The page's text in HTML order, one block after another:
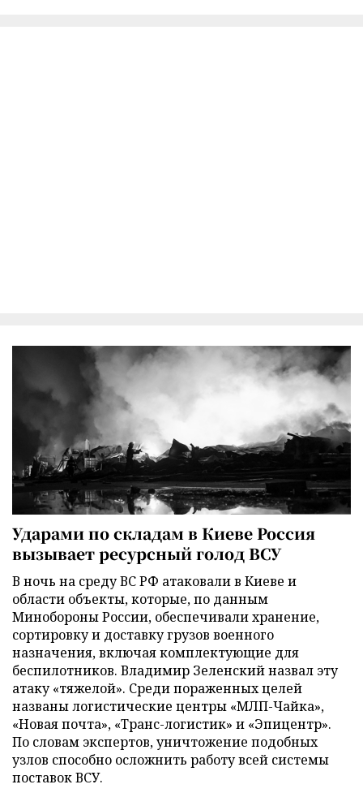
Ударами по складам в Киеве Россия
вызывает ресурсный голод ВСУ
В ночь на среду ВС РФ атаковали в Киеве и
области объекты, которые, по данным
Минобороны России, обеспечивали хранение,
сортировку и доставку грузов военного
назначения, включая комплектующие для
беспилотников. Владимир Зеленский назвал эту
атаку «тяжелой». Среди пораженных целей
названы логистические центры «МЛП-Чайка»,
«Новая почта», «Транс-логистик» и «Эпицентр».
По словам экспертов, уничтожение подобных
узлов способно осложнить работу всей системы
поставок ВСУ.